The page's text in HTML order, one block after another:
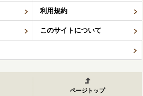
利用規約
このサイトについて
ページトップ